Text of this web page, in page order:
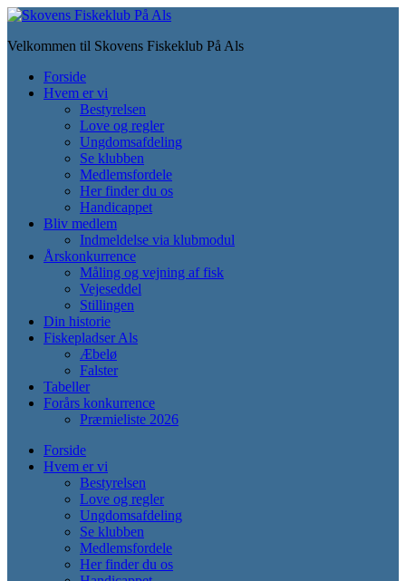
Skip
main
Velkommen til Skovens Fiskeklub På Als
Toggle
mobile
Forside
Hvem er vi
Bestyrelsen
Love og regler
Ungdomsafdeling
Se klubben
Medlemsfordele
Her finder du os
Handicappet
Bliv medlem
Indmeldelse via klubmodul
Årskonkurrence
Måling og vejning af fisk
Vejeseddel
Stillingen
Din historie
Fiskepladser Als
Æbelø
Falster
Tabeller
Forårs konkurrence
Præmieliste 2026
Forside
Hvem er vi
Bestyrelsen
Love og regler
Ungdomsafdeling
Se klubben
Medlemsfordele
Her finder du os